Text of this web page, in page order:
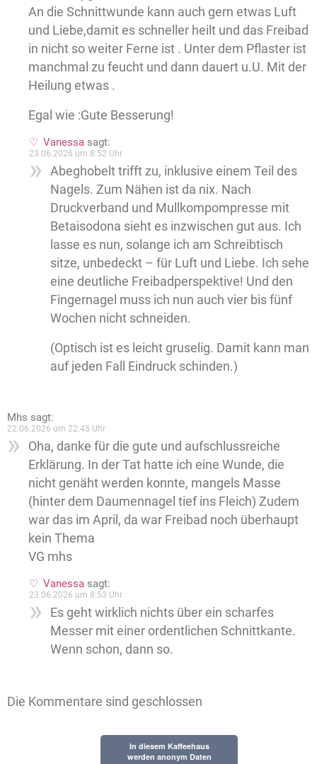
An die Schnittwunde kann auch gern etwas Luft
und Liebe,damit es schneller heilt und das Freibad
in nicht so weiter Ferne ist . Unter dem Pflaster ist
manchmal zu feucht und dann dauert u.U. Mit der
Heilung etwas .
Egal wie :Gute Besserung!
Vanessa sagt:
23.06.2026 um 8:52 Uhr
Abeghobelt trifft zu, inklusive einem Teil des
Nagels. Zum Nähen ist da nix. Nach
Druckverband und Mullkompompresse mit
Betaisodona sieht es inzwischen gut aus. Ich
lasse es nun, solange ich am Schreibtisch
sitze, unbedeckt – für Luft und Liebe. Ich sehe
eine deutliche Freibadperspektive! Und den
Fingernagel muss ich nun auch vier bis fünf
Wochen nicht schneiden.
(Optisch ist es leicht gruselig. Damit kann man
auf jeden Fall Eindruck schinden.)
Mhs sagt:
22.06.2026 um 22:45 Uhr
Oha, danke für die gute und aufschlussreiche
Erklärung. In der Tat hatte ich eine Wunde, die
nicht genäht werden konnte, mangels Masse
(hinter dem Daumennagel tief ins Fleich) Zudem
war das im April, da war Freibad noch überhaupt
kein Thema
VG mhs
Vanessa sagt:
23.06.2026 um 8:53 Uhr
Es geht wirklich nichts über ein scharfes
Messer mit einer ordentlichen Schnittkante.
Wenn schon, dann so.
Die Kommentare sind geschlossen
In diesem Kaffeehaus
werden anonym Daten